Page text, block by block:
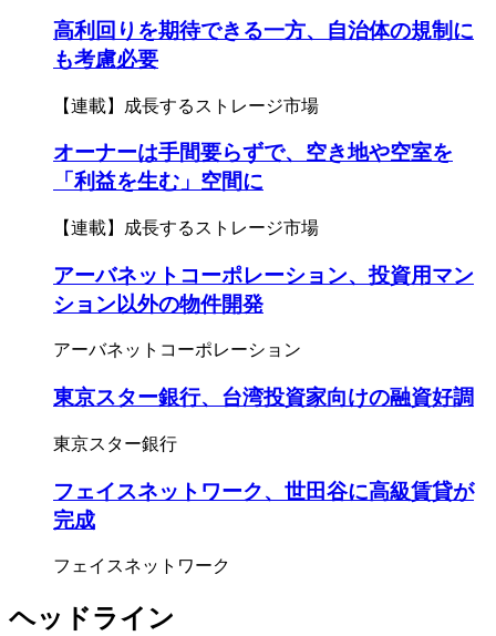
高利回りを期待できる一方、自治体の規制に
も考慮必要
【連載】成長するストレージ市場
オーナーは手間要らずで、空き地や空室を
「利益を生む」空間に
【連載】成長するストレージ市場
アーバネットコーポレーション、投資用マン
ション以外の物件開発
アーバネットコーポレーション
東京スター銀行、台湾投資家向けの融資好調
東京スター銀行
フェイスネットワーク、世田谷に高級賃貸が
完成
フェイスネットワーク
ヘッドライン